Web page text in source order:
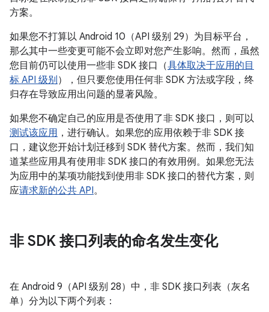
方案。
如果您不打算以 Android 10（API 级别 29）为目标平台，
那么其中一些变更可能不会立即对您产生影响。然而，虽然
您目前仍可以使用一些非 SDK 接口（具体取决于应用的目
标 API 级别 ），但只要您使用任何非 SDK 方法或字段，终
归存在导致应用出问题的显著风险。
如果您不确定自己的应用是否使用了非 SDK 接口，则可以
测试该应用 ，进行确认。如果您的应用依赖于非 SDK 接
口，建议您开始计划迁移到 SDK 替代方案。然而，我们知
道某些应用具有使用非 SDK 接口的有效用例。如果您无法
为应用中的某项功能找到使用非 SDK 接口的替代方案，则
应请求新的公共 API。
非 SDK 接口列表的命名发生变化
在 Android 9（API 级别 28）中，非 SDK 接口列表（灰名
单）分为以下两个列表：